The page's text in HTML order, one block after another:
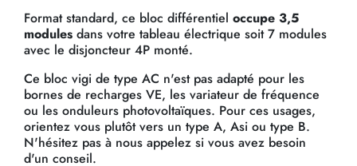
Format standard, ce bloc différentiel occupe 3,5
modules dans votre tableau électrique soit 7 modules
avec le disjoncteur 4P monté.
Ce bloc vigi de type AC n'est pas adapté pour les
bornes de recharges VE, les variateur de fréquence
ou les onduleurs photovoltaïques. Pour ces usages,
orientez vous plutôt vers un type A, Asi ou type B.
N'hésitez pas à nous appelez si vous avez besoin
d'un conseil.